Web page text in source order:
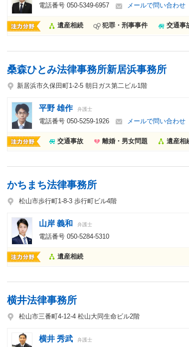
電話番号 050-5349-6957 メールで問い合わせ
遺産相続 犯罪・刑事事件 交通事
桑森ひとみ法律事務所新居浜事務所
新居浜市久保田町1-2-5 朝日ガス第二ビル1階
平野 雄作 弁護士
電話番号 050-5259-1926 メールで問い合わせ
交通事故 離婚・男女問題 遺産相
かちまち法律事務所
松山市歩行町1-8-3 歩行町ビル4階
山岸 義和 弁護士
電話番号 050-5284-5310
遺産相続
横井法律事務所
松山市三番町4-12-4 松山大同生命ビル2階
横井 秀武 弁護士